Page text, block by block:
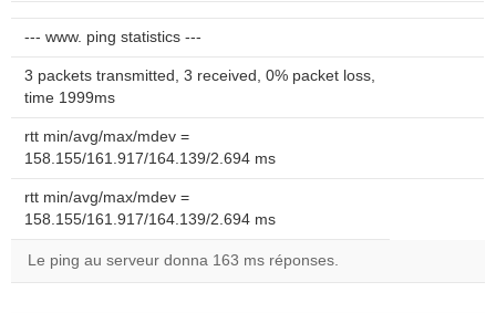
--- www. ping statistics ---
3 packets transmitted, 3 received, 0% packet loss,
time 1999ms
rtt min/avg/max/mdev =
158.155/161.917/164.139/2.694 ms
rtt min/avg/max/mdev =
158.155/161.917/164.139/2.694 ms
Le ping au serveur donna 163 ms réponses.